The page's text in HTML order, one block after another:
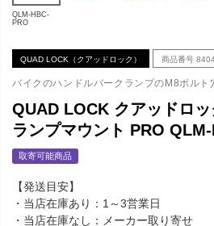
QLM-HBC-
PRO
QUAD LOCK（クアッドロック） 商品番号
バイクのハンドルバークランプのM8ボルト
QUAD LOCK クアッドロ
ランプマウント PRO
取寄可能商品
【発送目安】
・当店在庫あり：1～3営業日
・当店在庫なし：メーカー取り寄せ